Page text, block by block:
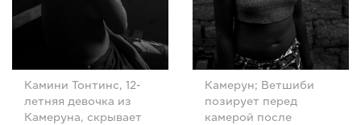
Камини Тонтинс, 12-
летняя девочка из
Камеруна, скрывает
Камерун; Ветшиби
позирует перед
камерой после